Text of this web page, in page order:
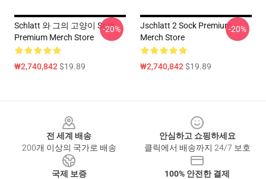
Schlatt 와 그의 고양이 Sock
Premium Merch Store
₩2,740,842$19.89
-20%
Jschlatt 2 Sock Premium
Merch Store
₩2,740,842$19.89
-20%
전 세계 배송
200개 이상의 국가로 배송
안심하고 쇼핑하세요
클릭에서 배송까지 24/7 보호
국제 보증
100% 안전한 결제